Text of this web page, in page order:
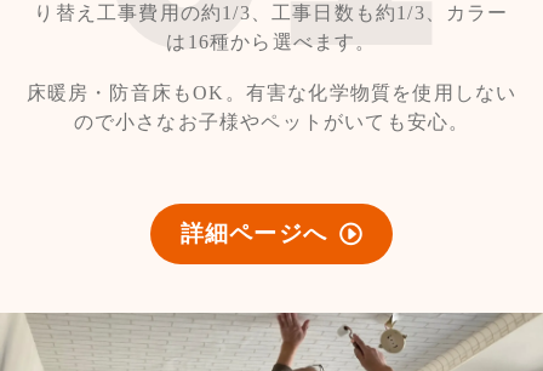
り替え工事費用の約1/3、工事日数も約1/3、カラー
は16種から選べます。
床暖房・防音床もOK。有害な化学物質を使用しない
ので小さなお子様やペットがいても安心。
詳細ページへ